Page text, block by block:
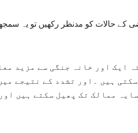
کے حالات کو مدنظر رکھیں تو یہ
ایک اور خانہ جنگی سے مزید
ہیں ۔اور تشدد کے نتیجے
ممالک تک پھیل سکتے ہیں